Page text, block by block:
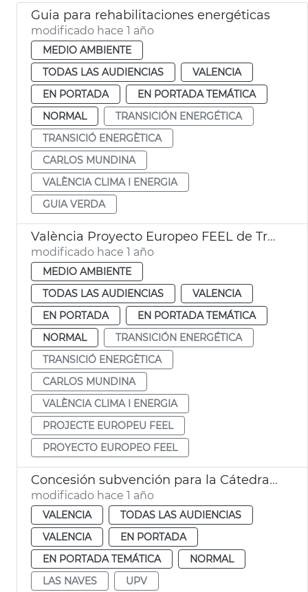
Guia para rehabilitaciones energéticas
modificado hace 1 año
MEDIO AMBIENTE
TODAS LAS AUDIENCIAS
VALENCIA
EN PORTADA
EN PORTADA TEMÁTICA
NORMAL
TRANSICIÓN ENERGÉTICA
TRANSICIÓ ENERGÈTICA
CARLOS MUNDINA
VALÈNCIA CLIMA I ENERGIA
GUIA VERDA
València Proyecto Europeo FEEL de Transición Energética urbana
modificado hace 1 año
MEDIO AMBIENTE
TODAS LAS AUDIENCIAS
VALENCIA
EN PORTADA
EN PORTADA TEMÁTICA
NORMAL
TRANSICIÓN ENERGÉTICA
TRANSICIÓ ENERGÈTICA
CARLOS MUNDINA
VALÈNCIA CLIMA I ENERGIA
PROJECTE EUROPEU FEEL
PROYECTO EUROPEO FEEL
Concesión subvención para la Cátedra de Transición Energética de UPV
modificado hace 1 año
VALENCIA
TODAS LAS AUDIENCIAS
VALENCIA
EN PORTADA
EN PORTADA TEMÁTICA
NORMAL
LAS NAVES
UPV